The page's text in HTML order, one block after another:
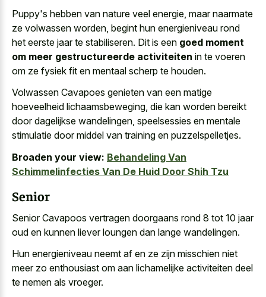
Puppy's hebben van nature veel energie, maar naarmate
ze volwassen worden, begint hun energieniveau rond
het eerste jaar te stabiliseren. Dit is een goed moment
om meer gestructureerde activiteiten in te voeren
om ze fysiek fit en mentaal scherp te houden.
Volwassen Cavapoes genieten van een matige
hoeveelheid lichaamsbeweging, die kan worden bereikt
door dagelijkse wandelingen, speelsessies en mentale
stimulatie door middel van training en puzzelspelletjes.
Broaden your view: Behandeling Van
Schimmelinfecties Van De Huid Door Shih Tzu
Senior
Senior Cavapoos vertragen doorgaans rond 8 tot 10 jaar
oud en kunnen liever loungen dan lange wandelingen.
Hun energieniveau neemt af en ze zijn misschien niet
meer zo enthousiast om aan lichamelijke activiteiten deel
te nemen als vroeger.